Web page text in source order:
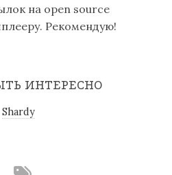
на open source
Рекомендую!
ИНТЕРЕСНО
Shardy